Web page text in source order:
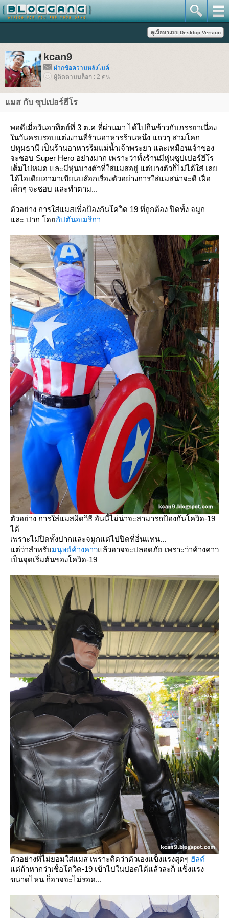
kcan9
ฝากข้อความหลังไมค์
ผู้ติดตามบล็อก : 2 คน
มส กับ ซุปเปอร์ฮีโร
พอดีเมื่อวันอาทิตย์ที่ 3 ต.ค ที่ผ่านมา ได้ไปกินข้าวกับภรรยาเนื่อง
นวันครบรอบแต่งงานที่ร้านอาหารร้านหนึ่ง แถวๆ สามโคก
ปทุมธานี เป็นร้านอาหารริมแม่น้ำเจ้าพระยา และเหมือนเจ้าของ
จะชอบ Super Hero อย่างมาก เพราะว่าทั้งร้านมีหุ่นซุปเปอร์ฮีโร
เต็มไปหมด และมีหุ่นบางตัวที่ใส่แมสอยู่ แต่บางตัวก็ไม่ได้ใส่ เล
ได้ไอเดียเอามาเขียนบล๊อกเรื่องตัวอย่างการใส่แมสน่าจะดี เฝื่อ
เด็กๆ จะชอบ และทำตาม...
ตัวอย่าง การใส่แมสเพื่อป้องกันโควิด 19 ที่ถูกต้อง ปิดทั้ง จมูก
ละ ปาก โดกัปตันอเมริกา
ตัวอย่าง การใส่แมสผิดวิธี อันนี้ไม่น่าจะสามารถป้องกันโควิด-19
ได้
เพราะไม่ปิดทั้งปากและจมูกแต่ไปปิดที่อื่นแทน...
ต่ว่าสำหรับมนุษย์ค้างคาวล้วอาจจะปลอดภัย เพราะว่าค้างคาว
เป็นจุดเริ่มต้นของโควิด-19
ตัวอย่างที่ไม่ยอมใส่แมส เพราะคิดว่าตัวเองแข็งแรงสุดๆ ฮัลค์
ต่ถ้าหากว่าเชื้อโควิด-19 เข้าไปในปอดได้แล้วละก็ แข็งแรง
ขนาดไหน ก็อาจจะไม่รอด...